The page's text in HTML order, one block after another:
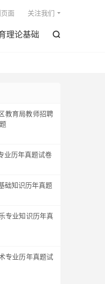
理论基础 
面 关注我们
教育局教师招聘
业历年真题试卷
础知识历年真题
专业知识历年真
专业历年真题试